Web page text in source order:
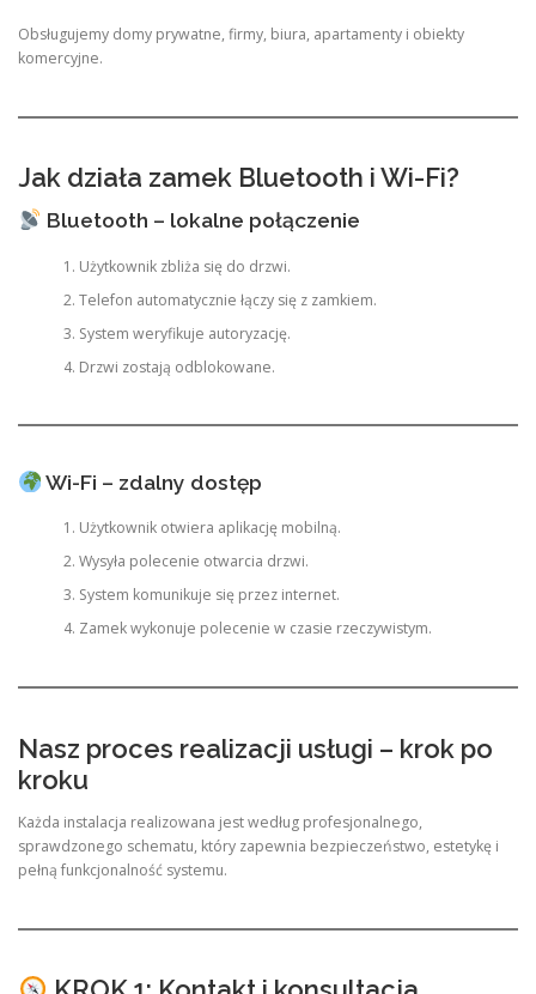
Obsługujemy domy prywatne, firmy, biura, apartamenty i obiekty
komercyjne.
Jak działa zamek Bluetooth i Wi-Fi?
Bluetooth – lokalne połączenie
Użytkownik zbliża się do drzwi.
Telefon automatycznie łączy się z zamkiem.
System weryfikuje autoryzację.
Drzwi zostają odblokowane.
Wi-Fi – zdalny dostęp
Użytkownik otwiera aplikację mobilną.
Wysyła polecenie otwarcia drzwi.
System komunikuje się przez internet.
Zamek wykonuje polecenie w czasie rzeczywistym.
Nasz proces realizacji usługi – krok po
kroku
Każda instalacja realizowana jest według profesjonalnego,
sprawdzonego schematu, który zapewnia bezpieczeństwo, estetykę i
pełną funkcjonalność systemu.